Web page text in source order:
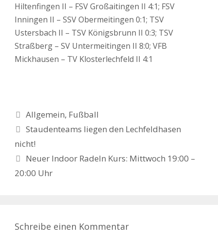
Hiltenfingen II – FSV Großaitingen II 4:1; FSV
Inningen II – SSV Obermeitingen 0:1; TSV
Ustersbach II – TSV Königsbrunn II 0:3; TSV
Straßberg – SV Untermeitingen II 8:0; VFB
Mickhausen – TV Klosterlechfeld II 4:1
Kategorien
Allgemein, Fußball
Staudenteams liegen den Lechfeldhasen
nicht!
Neuer Indoor Radeln Kurs: Mittwoch 19:00 –
20:00 Uhr
Schreibe einen Kommentar